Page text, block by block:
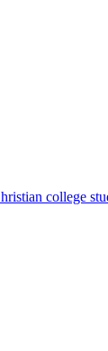
college